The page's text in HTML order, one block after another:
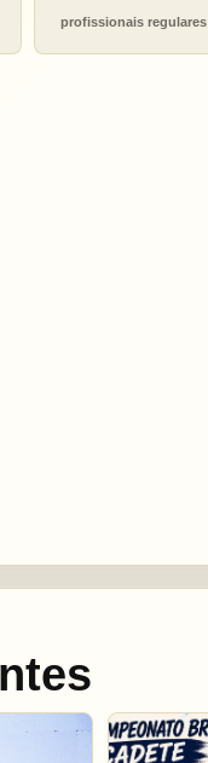
profissionais regulares